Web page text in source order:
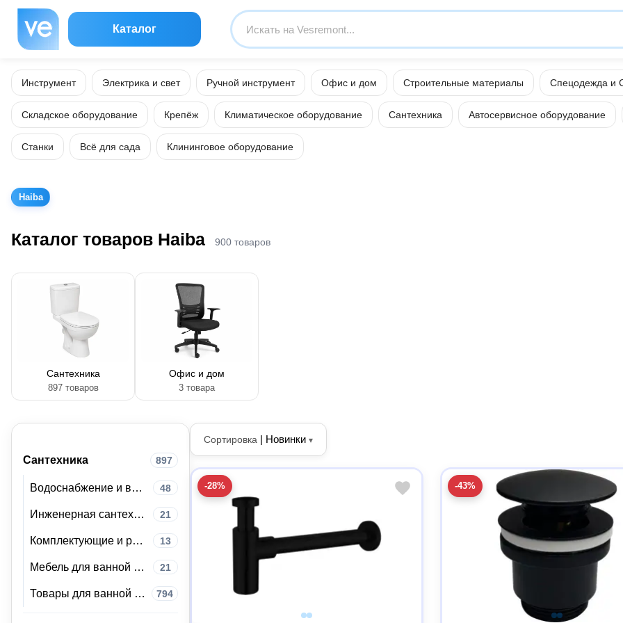
Каталог
Инструмент Электрика и свет Ручной инструмент Офис и дом Строительные материалы Спецодежда и
Складское оборудование Крепёж Климатическое оборудование Сантехника Автосервисное оборудование
Станки Всё для сада Клининговое оборудование
Haiba
Каталог товаров Haiba 900 товаров
Сантехника
897 товаров
Офис и дом
3 товара
Сантехника 897
Водоснабжение и водоотведение 48
Инженерная сантехника 21
Комплектующие и расходные материалы для сантехники 13
Мебель для ванной комнаты 21
Товары для ванной комнаты и туалета 794
Сортировка | Новинки ▾
-28% -43%